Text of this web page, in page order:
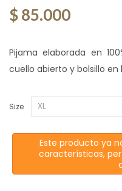
$ 85.000
Pijama elaborada en
cuello abierto y bolsillo
Size
Este producto ya
características,